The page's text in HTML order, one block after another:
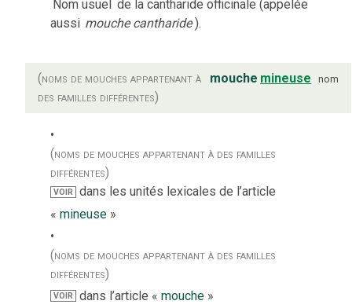
Nom usuel
de la cantharide officinale (appelée
aussi mouche cantharide).
(noms de mouches appartenant à
des familles différentes)
mouche mineuse nom
(noms de mouches appartenant à des familles
différentes)
VOIR
dans les unités lexicales de l’article
« mineuse »
(noms de mouches appartenant à des familles
différentes)
VOIR dans l’article «mouche »